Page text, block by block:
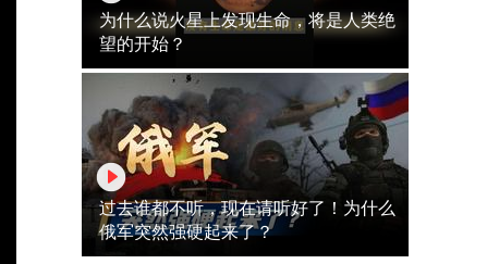
为什么说火星上发现生命，将是人类绝
望的开始？
过去谁都不听，现在请听好了！为什么
俄军突然强硬起来了？